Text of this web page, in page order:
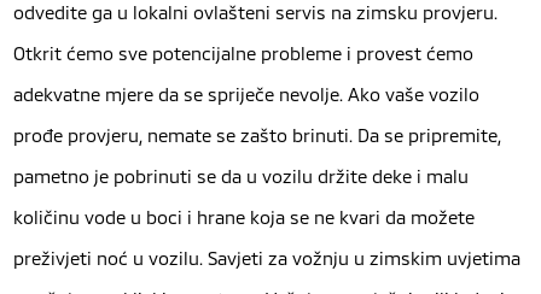
odvedite ga u lokalni ovlašteni servis na zimsku provjeru.
Otkrit ćemo sve potencijalne probleme i provest ćemo
adekvatne mjere da se spriječe nevolje. Ako vaše vozilo
prođe provjeru, nemate se zašto brinuti. Da se pripremite,
pametno je pobrinuti se da u vozilu držite deke i malu
količinu vode u boci i hrane koja se ne kvari da možete
preživjeti noć u vozilu. Savjeti za vožnju u zimskim uvjetima